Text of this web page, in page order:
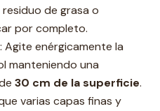
de grasa o
por completo.
: Agite enérgicamente la
manteniendo una
30 cm de la superficie.
varias capas finas y